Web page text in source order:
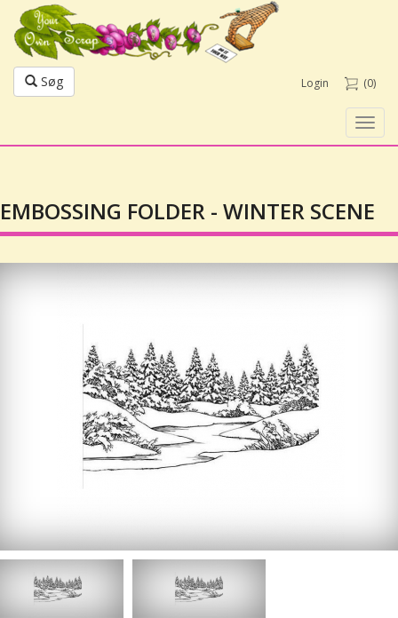
Søg Login (0)
EMBOSSING FOLDER - WINTER SCENE